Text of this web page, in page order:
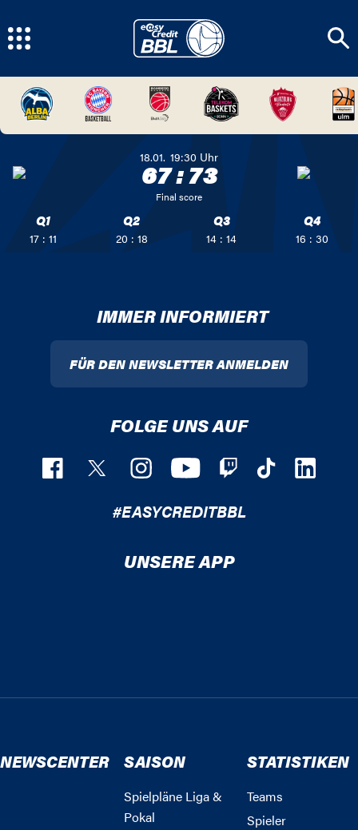
18.01. 19:30 Uhr
67:73
Final score
Q1
17 : 11
Q2
20 : 18
Q3
14 : 14
Q4
16 : 30
IMMER INFORMIERT
FÜR DEN NEWSLETTER ANMELDEN
FOLGE UNS AUF
#EASYCREDITBBL
UNSERE APP
NEWSCENTER SAISON
Spielpläne Liga &
Pokal
STATISTIKEN
Teams
Spieler